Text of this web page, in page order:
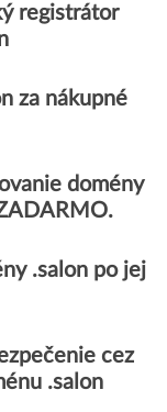
registrátor
za nákupné
domény
.salon po jej
cez
.salon